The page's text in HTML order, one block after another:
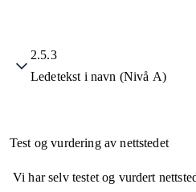
2.5.3
Ledetekst i navn (Nivå A)
Test og vurdering av nettstedet
Vi har selv testet og vurdert